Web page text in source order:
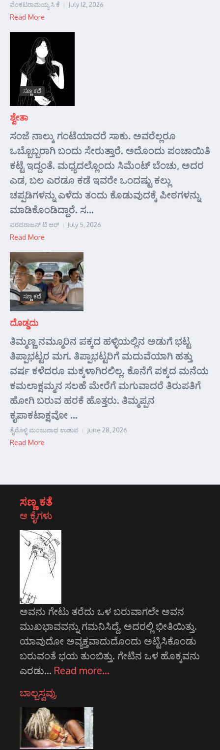
ವೆಂಕಟರಾಮಯ್ಯ ಸಿ ಕೆ July 12, 2026
Read More
ಸಣ್ಣ ಕಥೆ
ಶ್ವೇತಾ
ಸಂಜೆ ನಾಲ್ಕು ಗಂಟೆಯಾದರೆ ಸಾಕು. ಅವರೆಲ್ಲರೂ
ಒಬ್ಬೊಬ್ಬರಾಗಿ ಬಂದು ಸೇರುತ್ತಾರೆ. ಅದೊಂದು ಪಂಚಾಯಿತಿ
ಕಟ್ಟೆ ಇದ್ದಂತೆ. ಮಧ್ಯದಲ್ಲೊಂದು ಸಿಮೆಂಟ್ ಬೆಂಚು, ಅದರ
ಎಡ, ಬಲ ಎರಡೂ ಕಡೆ ಇವರೇ ಒಂದಷ್ಟು ಕಲ್ಲು
ಚಪ್ಪಡಿಗಳನ್ನು ಎಳೆದು ತಂದು ಕೊಡುವುದಕ್ಕೆ ಪೀಠಗಳನ್ನು
ಮಾಡಿಕೊಂಡಿದ್ದಾರೆ. ಸ...
ವರದರಾಜನ್ ಟಿ ಆರ್ July 5, 2026
Read More
ಸಣ್ಣ ಕಥೆ
ದೊಡ್ಡದು
ತಿಮ್ಮಣ್ಣ ನಮ್ಮೂರಿನ ಪಕ್ಕದ ಹಳ್ಳಿಯಲ್ಲಿನ ಅಡುಗೆ ಭಟ್ಟ
ತಿಪ್ಪಾಭಟ್ಟರ ಮಗ. ತಿಪ್ಪಾಭಟ್ಟರಿಗೆ ಮದುವೆಯಾಗಿ ಹತ್ತು
ವರ್ಷ ಕಳೆದರೂ ಮಕ್ಕಳಾಗಿರಲಿಲ್ಲ. ಕೊನೆಗೆ ಪಕ್ಕದ ಮನೆಯ
ಕಮಲಾಕ್ಷಮ್ಮನ ಸಲಹೆ ಮೇರೆಗೆ ಮಗುವಾದರೆ ತಿರುಪತಿಗೆ
ಹೋಗಿ ಬರುವ ಹರಕೆ ಹೊತ್ತರು. ತಿಮ್ಮಪ್ಪನ
ಕೃಪಾಕಟಾಕ್ಷವೋ ...
ತೈರೊಳ್ಳಿ ಮಂಜುನಾಥ ಉಡುಪ June 28, 2026
Read More
ಸಣ್ಣ ಕತೆ
ಆ ಕೈಗಳು
ಅವನು ಗೇಟು ತರೆದು ಒಳ ಬರುವಾಗಲೇ ಅವನ
ಮುಖಭಾವವನ್ನು ಗಮನಿಸಿದ್ದೆ. ಅದರಲ್ಲಿ ಭೀತಿಯಿತ್ತು.
ಯಾವುದೋ ಅವ್ಯಕ್ತವಾದುದೊಂದು ಅಟ್ಟಿಸಿಕೊಂಡು
ಬರುವಂತೆ ಭಯ ತುಂಬಿತ್ತು. ಗೇಟಿನ ಒಳ ಹೊಕ್ಕವನು
ಎರಡು… Read more…
ಬಾಲ್ಬಸ್ವವ್ರು